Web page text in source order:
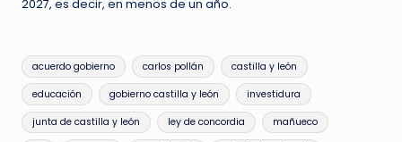
2027, es decir, en menos de un año.
Etiquetas:
acuerdo gobierno carlos pollán castilla y león
educación gobierno castilla y león investidura
junta de castilla y león ley de concordia mañueco